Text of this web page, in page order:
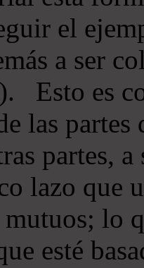
el
a ser
Esto es
las
partes,
lazo que
lo
esté